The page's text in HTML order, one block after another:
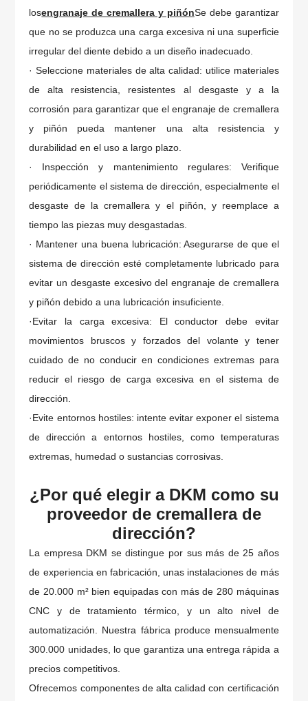
losengranaje de cremallera y piñónSe debe garantizar
que no se produzca una carga excesiva ni una superficie
irregular del diente debido a un diseño inadecuado.
· Seleccione materiales de alta calidad: utilice materiales
de alta resistencia, resistentes al desgaste y a la
corrosión para garantizar que el engranaje de cremallera
y piñón pueda mantener una alta resistencia y
durabilidad en el uso a largo plazo.
· Inspección y mantenimiento regulares: Verifique
periódicamente el sistema de dirección, especialmente el
desgaste de la cremallera y el piñón, y reemplace a
tiempo las piezas muy desgastadas.
· Mantener una buena lubricación: Asegurarse de que el
sistema de dirección esté completamente lubricado para
evitar un desgaste excesivo del engranaje de cremallera
y piñón debido a una lubricación insuficiente.
·Evitar la carga excesiva: El conductor debe evitar
movimientos bruscos y forzados del volante y tener
cuidado de no conducir en condiciones extremas para
reducir el riesgo de carga excesiva en el sistema de
dirección.
·Evite entornos hostiles: intente evitar exponer el sistema
de dirección a entornos hostiles, como temperaturas
extremas, humedad o sustancias corrosivas.
¿Por qué elegir a DKM como su
proveedor de cremallera de
dirección?
La empresa DKM se distingue por sus más de 25 años
de experiencia en fabricación, unas instalaciones de más
de 20.000 m² bien equipadas con más de 280 máquinas
CNC y de tratamiento térmico, y un alto nivel de
automatización. Nuestra fábrica produce mensualmente
300.000 unidades, lo que garantiza una entrega rápida a
precios competitivos.
Ofrecemos componentes de alta calidad con certificación